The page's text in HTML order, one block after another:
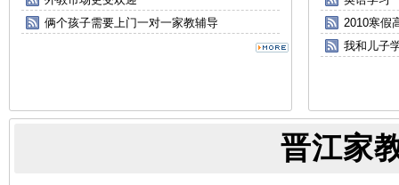
俩个孩子需要上门一对一家教辅导
2010寒假
我和儿子
晋江家